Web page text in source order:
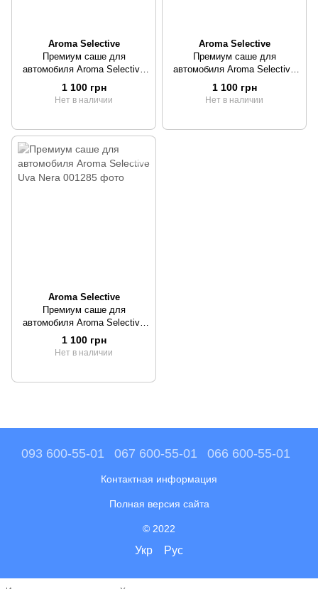
Aroma Selective
Премиум саше для
автомобиля Aroma Selective
Constellation
1 100 грн
Нет в наличии
Aroma Selective
Премиум саше для
автомобиля Aroma Selective
Rose Matcha
1 100 грн
Нет в наличии
Aroma Selective
Премиум саше для
автомобиля Aroma Selective
Uva Nera
1 100 грн
Нет в наличии
093 600-55-01 067 600-55-01 066 600-55-01
Контактная информация
Полная версия сайта
© 2022
Укр Рус